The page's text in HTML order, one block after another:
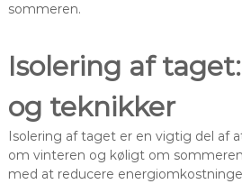
sommeren.
Isolering af
og teknikker
Isolering af taget er en vigtig del af
om vinteren og køligt om
med at reducere